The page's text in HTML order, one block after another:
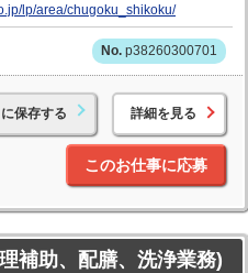
lp/area/chugoku_shikoku/
p38260300701
保存する 詳細を見る
このお仕事に応募
補助、配膳、洗浄業務)